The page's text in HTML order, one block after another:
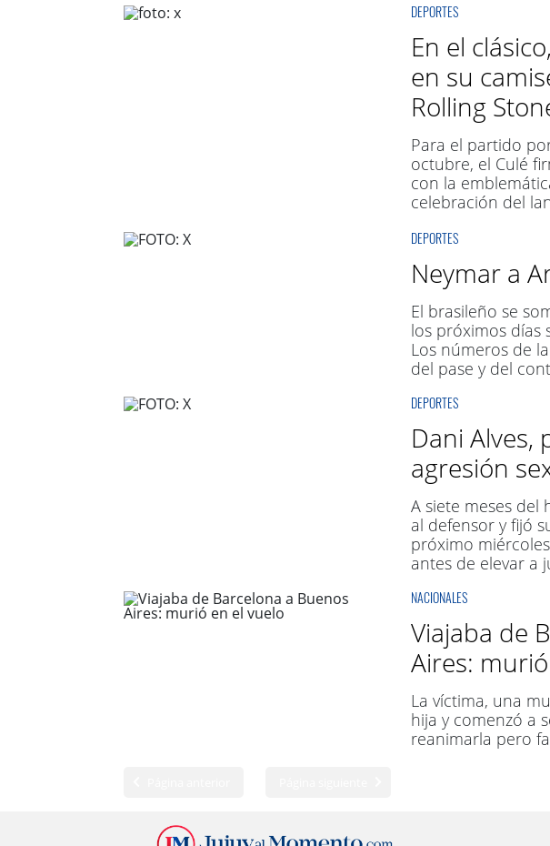
DEPORTES
En el
en su
Rolling
Para el partido
octubre, el Culé
con la
celebración del
DEPORTES
Neymar a
El brasileño se
los próximos días
Los números de
del pase y del
DEPORTES
Dani Alves,
agresión
A siete meses del
al defensor y fijó
próximo
antes de elevar a
NACIONALES
Viajaba de
Aires:
La víctima, una
hija y comenzó a
reanimarla pero